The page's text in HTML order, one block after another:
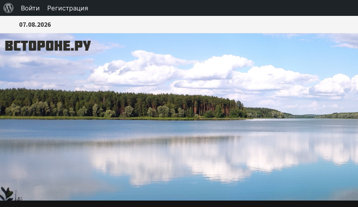
WordPress
Войти Регистрация
Перейти
к
содержимому
07.08.2026